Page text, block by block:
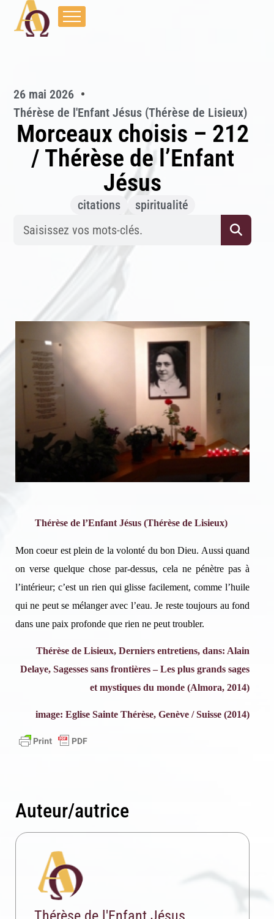
26 mai 2026
Thérèse de l'Enfant Jésus (Thérèse de Lisieux)
Morceaux choisis – 212
/ Thérèse de l’Enfant
Jésus
citations spiritualité
Thérèse de l’Enfant Jésus (Thérèse de Lisieux)
Mon coeur est plein de la volonté du bon Dieu. Aussi quand
on verse quelque chose par-dessus, cela ne pénètre pas à
l’intérieur; c’est un rien qui glisse facilement, comme l’huile
qui ne peut se mélanger avec l’eau. Je reste toujours au fond
dans une paix profonde que rien ne peut troubler.
Thérèse de Lisieux, Derniers entretiens, dans: Alain
Delaye, Sagesses sans frontières – Les plus grands sages
et mystiques du monde (Almora, 2014)
image: Eglise Sainte Thérèse, Genève / Suisse (2014)
Auteur/autrice